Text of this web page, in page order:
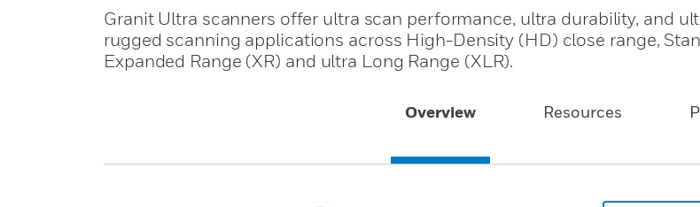
Granit Ultra scanners offer ultra scan performance, ultra durability, and
rugged scanning applications across High-Density (HD) close range,
Expanded Range (XR) and ultra Long Range (XLR).
Overview Resources